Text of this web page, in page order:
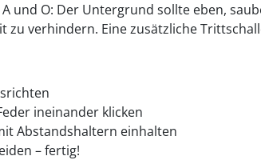
und O: Der Untergrund sollte eben,
zu verhindern. Eine zusätzliche
ineinander klicken
Abstandshaltern einhalten
– fertig!